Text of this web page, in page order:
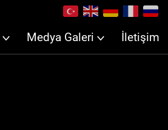
Medya Galeri İletişim